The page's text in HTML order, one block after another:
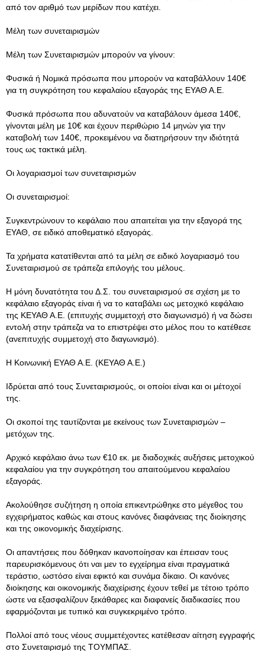
από τον αριθμό των μερίδων που κατέχει.
Μέλη των συνεταιρισμών
Μέλη των Συνεταιρισμών μπορούν να γίνουν:
Φυσικά ή Νομικά πρόσωπα που μπορούν να καταβάλλουν 140€
για τη συγκρότηση του κεφαλαίου εξαγοράς της ΕΥΑΘ Α.Ε.
Φυσικά πρόσωπα που αδυνατούν να καταβάλουν άμεσα 140€,
γίνονται μέλη με 10€ και έχουν περιθώριο 14 μηνών για την
καταβολή των 140€, προκειμένου να διατηρήσουν την ιδιότητά
τους ως τακτικά μέλη.
Οι λογαριασμοί των συνεταιρισμών
Οι συνεταιρισμοί:
Συγκεντρώνουν το κεφάλαιο που απαιτείται για την εξαγορά της
ΕΥΑΘ, σε ειδικό αποθεματικό εξαγοράς.
Τα χρήματα κατατίθενται από τα μέλη σε ειδικό λογαριασμό του
Συνεταιρισμού σε τράπεζα επιλογής του μέλους.
Η μόνη δυνατότητα του Δ.Σ. του συνεταιρισμού σε σχέση με το
κεφάλαιο εξαγοράς είναι ή να το καταβάλει ως μετοχικό κεφάλαιο
της ΚΕΥΑΘ Α.Ε. (επιτυχής συμμετοχή στο διαγωνισμό) ή να δώσει
εντολή στην τράπεζα να το επιστρέψει στο μέλος που το κατέθεσε
(ανεπιτυχής συμμετοχή στο διαγωνισμό).
Η Κοινωνική ΕΥΑΘ Α.Ε. (ΚΕΥΑΘ Α.Ε.)
Ιδρύεται από τους Συνεταιρισμούς, οι οποίοι είναι και οι μέτοχοί
της.
Οι σκοποί της ταυτίζονται με εκείνους των Συνεταιρισμών –
μετόχων της.
Αρχικό κεφάλαιο άνω των €10 εκ. με διαδοχικές αυξήσεις μετοχικού
κεφαλαίου για την συγκρότηση του απαιτούμενου κεφαλαίου
εξαγοράς.
Ακολούθησε συζήτηση η οποία επικεντρώθηκε στο μέγεθος του
εγχειρήματος καθώς και στους κανόνες διαφάνειας της διοίκησης
και της οικονομικής διαχείρισης.
Οι απαντήσεις που δόθηκαν ικανοποίησαν και έπεισαν τους
παρευρισκόμενους ότι ναι μεν το εγχείρημα είναι πραγματικά
τεράστιο, ωστόσο είναι εφικτό και συνάμα δίκαιο. Οι κανόνες
διοίκησης και οικονομικής διαχείρισης έχουν τεθεί με τέτοιο τρόπο
ώστε να εξασφαλίζουν ξεκάθαρες και διαφανείς διαδικασίες που
εφαρμόζονται με τυπικό και συγκεκριμένο τρόπο.
Πολλοί από τους νέους συμμετέχοντες κατέθεσαν αίτηση εγγραφής
στο Συνεταιρισμό της ΤΟΥΜΠΑΣ.